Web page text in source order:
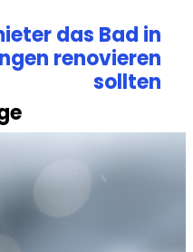
das Bad in
renovieren
sollten